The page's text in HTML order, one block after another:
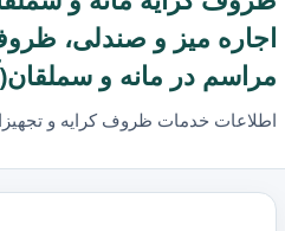
اجاره میز و صندلی،
مراسم در مانه و
اطلاعات خدمات ظروف کرایه و